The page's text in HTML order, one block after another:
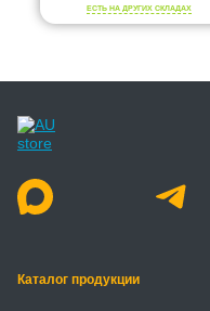
ЕСТЬ НА ДРУГИХ СКЛАДАХ
Каталог продукции